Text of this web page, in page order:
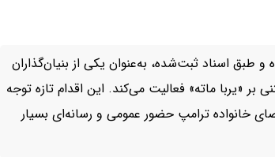
طبق اسناد ثبت‌شده، به‌عنوان یکی از بنیان‌گذاران
«یربا ماته» فعالیت می‌کند. این اقدام تازه توجه
خانواده ترامپ حضور عمومی و رسانه‌ای بسیار